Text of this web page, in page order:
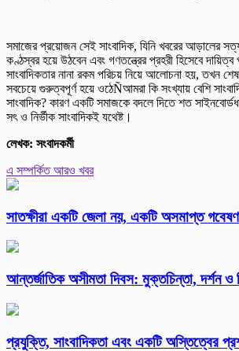
সমাজের প্রয়োজন সেই সাংবাদিক, যিনি খবরের আড়ালের
কণ্ঠস্বর হয়ে উঠবেন এবং গণতন্ত্রের প্রহরী হিসেবে
সাংবাদিকতার নানা রকম পরিচয় নিয়ে আলোচনা হয়, তখন
সবচেয়ে গুরুত্বপূর্ণ হয়ে ওঠেÑআমরা কি সংখ্যায় বেশি
সাংবাদিক? কারণ একটি সমাজকে বদলে দিতে শত
সৎ ও নির্ভীক সাংবাদিকই যথেষ্ট।
লেখক: সংবাদকর্মী
এ সম্পর্কিত আরও খবর
সাতক্ষীরা একটি জেলা নয়, একটি অসমাপ্ত
আন্তর্জাতিক অসীমতা দিবস: মুক্তচিন্তা, দর্শন ও
প্রযুক্তি, সাংবাদিকতা এবং একটি অস্তিত্বের